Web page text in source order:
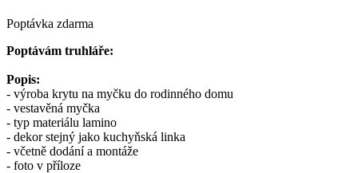
Poptávka zdarma
Poptávám truhláře:
Popis:
- výroba krytu na myčku do rodinného domu
- vestavěná myčka
- typ materiálu lamino
- dekor stejný jako kuchyňská linka
- včetně dodání a montáže
- foto v příloze